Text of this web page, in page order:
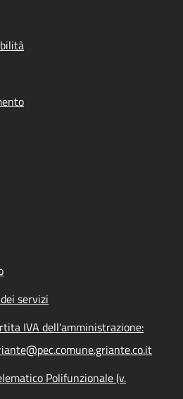
servizi
IVA dell'amministrazione:
Polifunzionale (v.